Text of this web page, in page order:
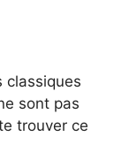
classiques
sont pas
trouver ce